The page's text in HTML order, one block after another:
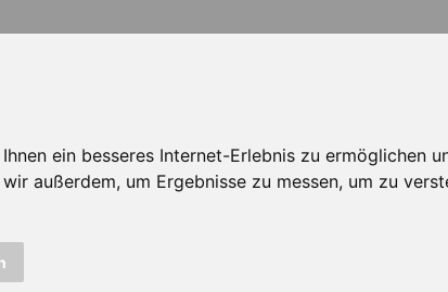
ein besseres Internet-Erlebnis zu ermöglichen
außerdem, um Ergebnisse zu messen, um zu
...